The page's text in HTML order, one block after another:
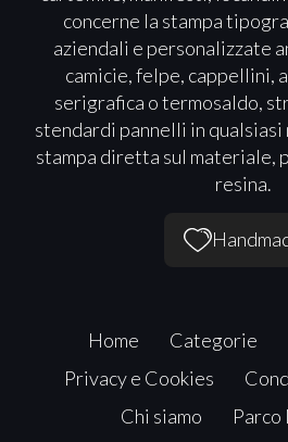
concerne la stampa
aziendali e personalizzate
camicie, felpe, cappellini,
serigrafica o termosaldo,
stendardi pannelli in qualsiasi
stampa diretta sul materiale,
resina.
Home Categorie
Privacy e Cookies
Chi siamo
Parco